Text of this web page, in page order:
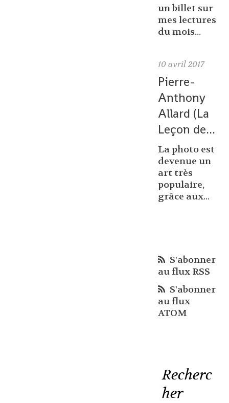
un billet sur
mes lectures
du mois...
10 avril 2017
Pierre-
Anthony
Allard (La
Leçon de...
La photo est
devenue un
art très
populaire,
grâce aux...
S'abonner
au flux RSS
S'abonner
au flux
ATOM
Recherc
her